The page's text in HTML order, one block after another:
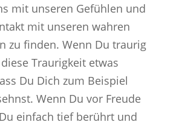
mit unseren Gefühlen und
mit unseren wahren
zu finden. Wenn Du traurig
Traurigkeit etwas
Du Dich zum Beispiel
Wenn Du vor Freude
einfach tief berührt und